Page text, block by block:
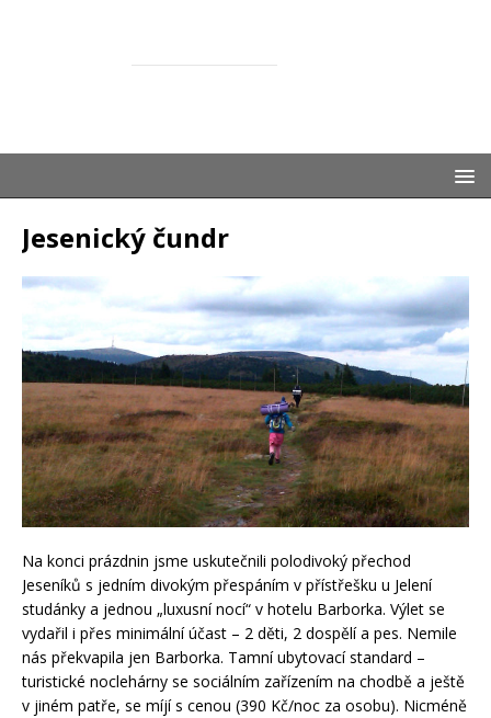
Jesenický čundr
Na konci prázdnin jsme uskutečnili polodivoký přechod
Jeseníků s jedním divokým přespáním v přístřešku u Jelení
studánky a jednou „luxusní nocí“ v hotelu Barborka. Výlet se
vydařil i přes minimální účast – 2 děti, 2 dospělí a pes. Nemile
nás překvapila jen Barborka. Tamní ubytovací standard –
turistické noclehárny se sociálním zařízením na chodbě a ještě
v jiném patře, se míjí s cenou (390 Kč/noc za osobu). Nicméně